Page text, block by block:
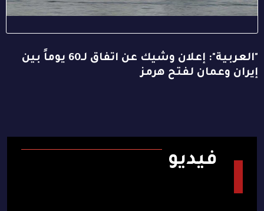
"العربية": إعلان وشيك عن اتفاق لـ60 يوماً بين
إيران وعمان لفتح هرمز
فيديو